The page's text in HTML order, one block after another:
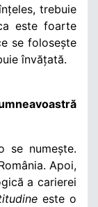
trebuie
este foarte
se folosește
învățată.
se numește.
Apoi,
a carierei
este o